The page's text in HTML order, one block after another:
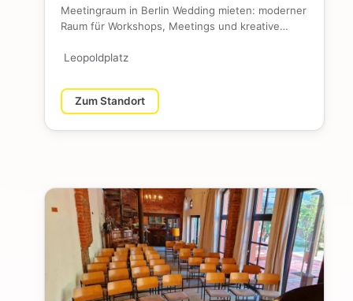
Meetingraum in Berlin Wedding mieten: moderner
Raum für Workshops, Meetings und kreative
Leopoldplatz
Zum Standort